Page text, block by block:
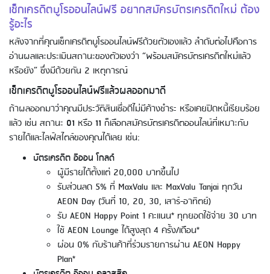
เช็กเครดิตบูโรออนไลน์ฟรี อยากสมัครบัตรเครดิตใหม่ ต้อง
รู้อะไร
หลังจากที่คุณเช็กเครดิตบูโรออนไลน์ฟรีด้วยตัวเองแล้ว ลำดับต่อไปคือการ
อ่านผลและประเมินสถานะของตัวเองว่า “พร้อมสมัครบัตรเครดิตใหม่แล้ว
หรือยัง” ซึ่งมีด้วยกัน 2 เหตุการณ์
เช็กเครดิตบูโรออนไลน์ฟรีแล้วผลออกมาดี
ถ้าผลออกมาว่าคุณมีประวัติสินเชื่อดีไม่มีค้างชำระ หรือเคยปิดหนี้เรียบร้อย
แล้ว เช่น สถานะ 01 หรือ 11 ก็เลือกสมัครบัตรเครดิตออนไลน์ที่เหมาะกับ
รายได้และไลฟ์สไตล์ของคุณได้เลย เช่น:
บัตรเครดิต อิออน โกลด์
ผู้มีรายได้ตั้งแต่ 20,000 บาทขึ้นไป
รับส่วนลด 5% ที่ MaxValu และ MaxValu Tanjai ทุกวัน
AEON Day (วันที่ 10, 20, 30, เสาร์-อาทิตย์)
รับ AEON Happy Point 1 คะแนน* ทุกยอดใช้จ่าย 30 บาท
ใช้ AEON Lounge ได้สูงสุด 4 ครั้ง/เดือน*
ผ่อน 0% กับร้านค้าที่ร่วมรายการผ่าน AEON Happy
Plan*